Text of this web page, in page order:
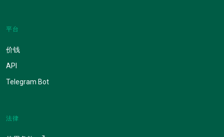
平台
价钱
API
Telegram Bot
法律